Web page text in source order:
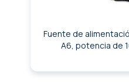
Fuente de
A6, potencia de